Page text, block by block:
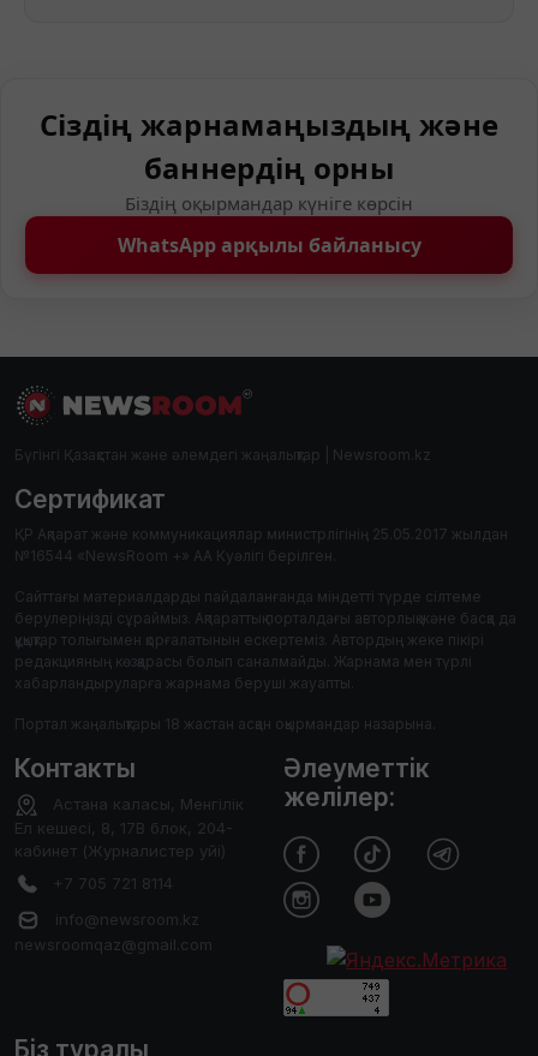
Сіздің жарнамаңыздың және
баннердің орны
Біздің оқырмандар күніге көрсін
WhatsApp арқылы байланысу
Бүгінгі Қазақстан және әлемдегі жаңалықтар | Newsroom.kz
Сертификат
ҚР Ақпарат және коммуникациялар министрлігінің 25.05.2017 жылдан
№16544 «NewsRoom +» АА Куәлігі берілген.
Сайттағы материалдарды пайдаланғанда міндетті түрде сілтеме
берулеріңізді сұраймыз. Ақпараттық порталдағы авторлық және басқа да
құқықтар толығымен қорғалатынын ескертеміз. Автордың жеке пікірі
редакцияның көзқарасы болып саналмайды. Жарнама мен түрлі
хабарландыруларға жарнама беруші жауапты.
Портал жаңалықтары 18 жастан асқан оқырмандар назарына.
Контакты
Астана каласы, Менгілік
Ел кешесі, 8, 17В блок, 204-
кабинет (Журналистер уйі)
+7 705 721 8114
info@newsroom.kz
newsroomqaz@gmail.com
Біз туралы
Әлеуметтік
желілер: